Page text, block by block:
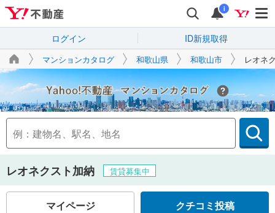
i
ログイン ID新規取得
マンションカタログ 和歌山県 和歌山市 レオネ
Yahoo!不動産
レオネクスト加納 賃貸募集中
マイページ クチコミ投稿